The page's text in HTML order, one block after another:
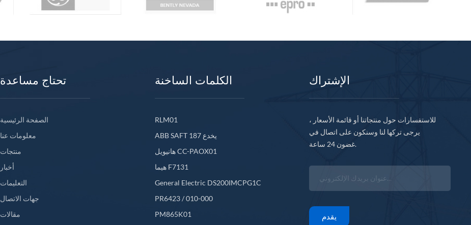
تحتاج مساعدة
الصفحة الرئيسية
معلومات عنا
منتجات
أخبار
التعليمات
جهات الاتصال
مقالات
الكلمات الساخنة
RLM01
ABB SAFT 187 يخدع
هانيويل CC-PAOX01
هيما F7131
General Electric DS200IMCPG1C
PR6423 / 010-000
PM865K01
الإشتراك
للاستفسارات حول منتجاتنا أو قائمة الأسعار ،
يرجى تركها لنا وسنكون على اتصال في
غضون 24 ساعة.
يقدم